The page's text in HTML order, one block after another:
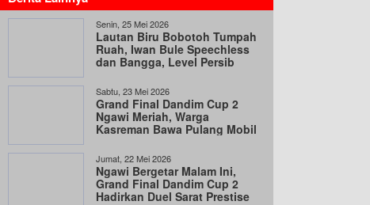
Senin, 25 Mei 2026
Lautan Biru Bobotoh Tumpah
Ruah, Iwan Bule Speechless
dan Bangga, Level Persib
Sabtu, 23 Mei 2026
Grand Final Dandim Cup 2
Ngawi Meriah, Warga
Kasreman Bawa Pulang Mobil
Jumat, 22 Mei 2026
Ngawi Bergetar Malam Ini,
Grand Final Dandim Cup 2
Hadirkan Duel Sarat Prestise